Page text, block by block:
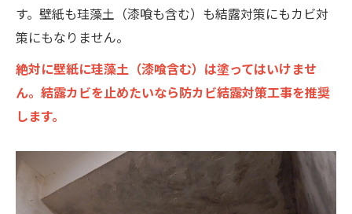
す。壁紙も珪藻土（漆喰も含む）も結露対策にもカビ対
策にもなりません。
絶対に壁紙に珪藻土（漆喰含む）は塗ってはいけませ
ん。結露カビを止めたいなら防カビ結露対策工事を推奨
します。